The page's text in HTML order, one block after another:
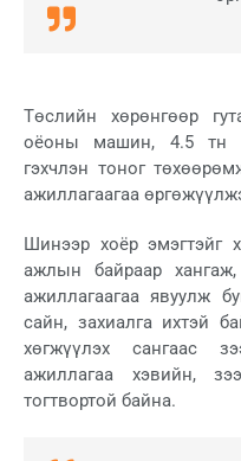
Төслийн хөрөнгөөр
оёоны машин, 4.5 тн
гэхчлэн тоног
ажиллагаагаа
Шинээр хоёр эмэгтэйг
ажлын байраар
ажиллагаагаа явуулж
сайн, захиалга ихтэй
хөгжүүлэх сангаас
ажиллагаа хэвийн,
тогтвортой байна.